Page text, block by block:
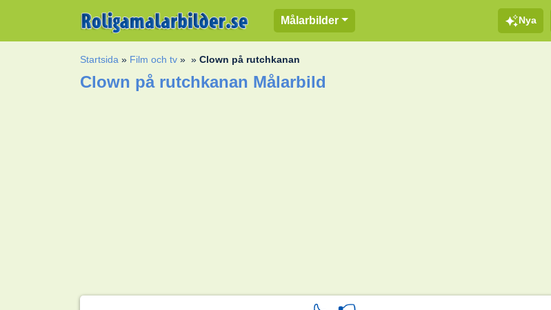
Målarbilder Nya
Startsida » Film och tv » »Clown på rutchkanan
Clown på rutchkanan Målarbild